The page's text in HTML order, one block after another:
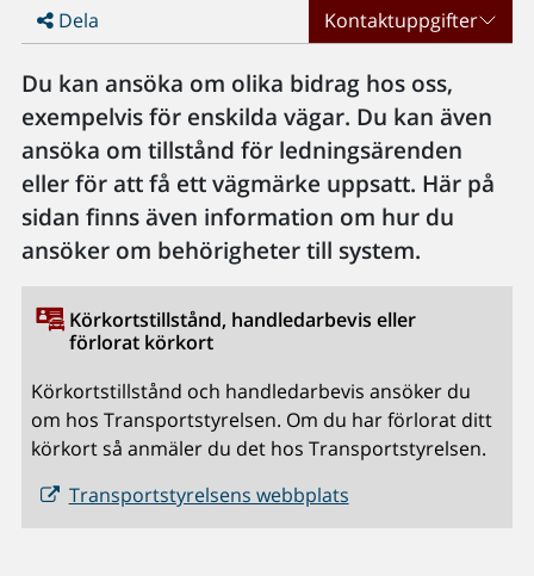
Dela Kontaktuppgifter
Du kan ansöka om olika bidrag hos oss,
exempelvis för enskilda vägar. Du kan även
ansöka om tillstånd för ledningsärenden
eller för att få ett vägmärke uppsatt. Här på
sidan finns även information om hur du
ansöker om behörigheter till system.
Körkortstillstånd, handledarbevis eller
förlorat körkort
Körkortstillstånd och handledarbevis ansöker du
om hos Transportstyrelsen. Om du har förlorat ditt
körkort så anmäler du det hos Transportstyrelsen.
Transportstyrelsens webbplats